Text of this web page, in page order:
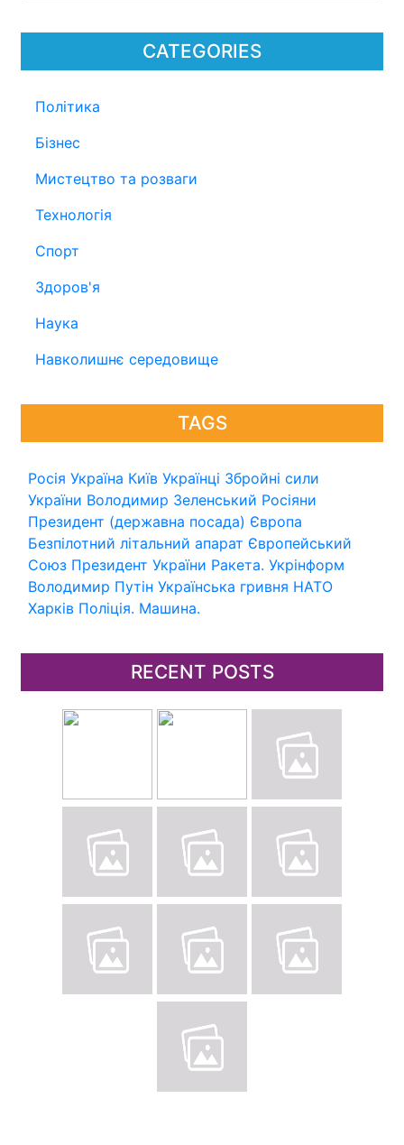
CATEGORIES
Політика
Бізнес
Мистецтво та розваги
Технологія
Спорт
Здоров'я
Наука
Навколишнє середовище
TAGS
Росія Україна Київ Українці Збройні сили
України Володимир Зеленський Росіяни
Президент (державна посада) Європа
Безпілотний літальний апарат Європейський
Союз Президент України Ракета. Укрінформ
Володимир Путін Українська гривня НАТО
Харків Поліція. Машина.
RECENT POSTS